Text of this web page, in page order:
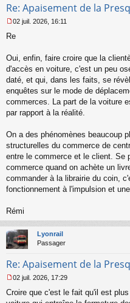
Re: Apaisement de la
e
s
g
e
n
o
n
02 juil. 2026, 16:11
Re
Oui, enfin, faire croire que la
d'accès en voiture, c'est un peu
daté, et qui, dans les faits, se
enquêtes sur le mode de
commerces. La part de la voiture
par rapport à la réalité.
On a des phénomènes beaucoup
structurelles du commerce de
entre le commerce et le client. Se
commerce quand on achète un
commander à la librairie du coin,
fonctionnement à l'impulsion et
Rémi
Lyonrail
Passager
Re: Apaisement de la
e
02 juil. 2026, 17:29
Croire que c'est le fait qu'il est